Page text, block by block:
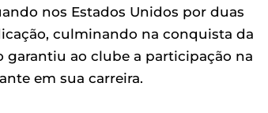
nos Estados Unidos por duas
culminando na conquista da
garantiu ao clube a participação na
em sua carreira.